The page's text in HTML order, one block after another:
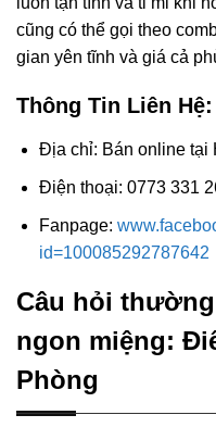
cũng có thể gọi theo
gian yên tĩnh và giá cả
Thông Tin Liên Hệ:
Địa chỉ: Bán online tại
Điện thoại: 0773 331
Fanpage:
id=100085292787642
Câu hỏi
ngon miệng:
Phòng